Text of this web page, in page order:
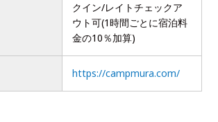
クイン/レイトチェックア
ウト可(1時間ごとに宿泊料
金の10％加算)
https://campmura.com/